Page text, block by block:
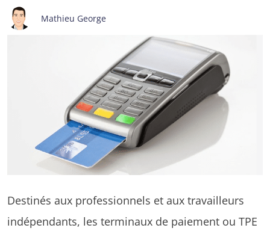
Mathieu George
Destinés aux professionnels et aux travailleurs
indépendants, les terminaux de paiement ou TPE